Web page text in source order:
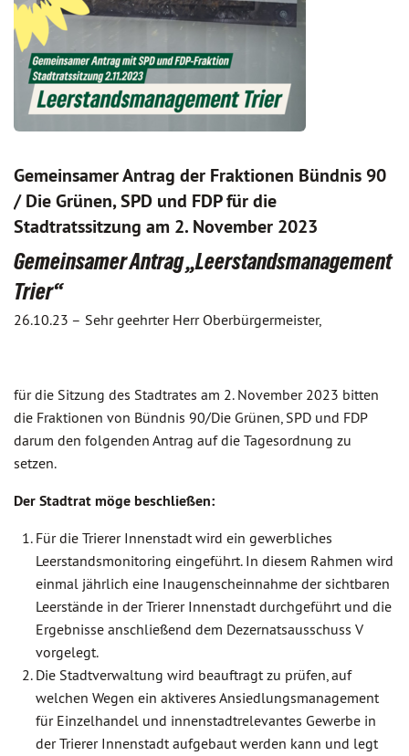
Gemeinsamer Antrag der Fraktionen Bündnis 90
/ Die Grünen, SPD und FDP für die
Stadtratssitzung am 2. November 2023
Gemeinsamer Antrag „Leerstandsmanagement
Trier“
26.10.23 – Sehr geehrter Herr Oberbürgermeister,
für die Sitzung des Stadtrates am 2. November 2023 bitten
die Fraktionen von Bündnis 90/Die Grünen, SPD und FDP
darum den folgenden Antrag auf die Tagesordnung zu
setzen.
Der Stadtrat möge beschließen:
Für die Trierer Innenstadt wird ein gewerbliches
Leerstandsmonitoring eingeführt. In diesem Rahmen wird
einmal jährlich eine Inaugenscheinnahme der sichtbaren
Leerstände in der Trierer Innenstadt durchgeführt und die
Ergebnisse anschließend dem Dezernatsausschuss V
vorgelegt.
Die Stadtverwaltung wird beauftragt zu prüfen, auf
welchen Wegen ein aktiveres Ansiedlungsmanagement
für Einzelhandel und innenstadtrelevantes Gewerbe in
der Trierer Innenstadt aufgebaut werden kann und legt